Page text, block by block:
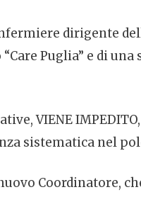
dirigente
Puglia” e di
VIENE
sistematica nel
Coordinatore,